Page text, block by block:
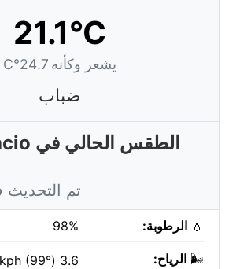
21.1°C
يشعر وكأنه 24.7°C
ضباب
تم التحديث في
💧 الرطوبة: 98%
🌬️ الرياح: 3.6 kph (99°)